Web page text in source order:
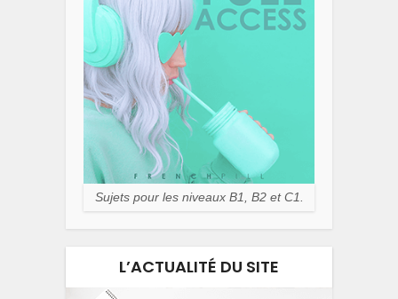
Sujets pour les niveaux B1, B2 et C1.
L’ACTUALITÉ DU SITE